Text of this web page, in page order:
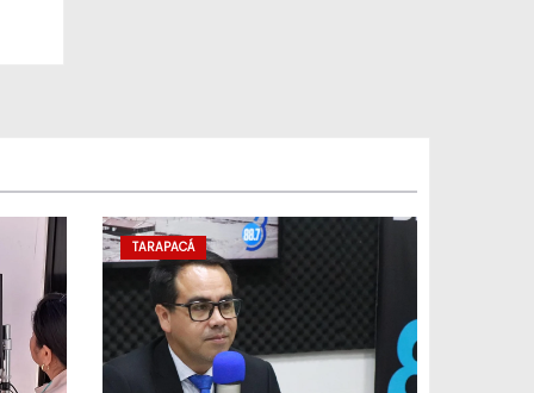
TARAPACÁ